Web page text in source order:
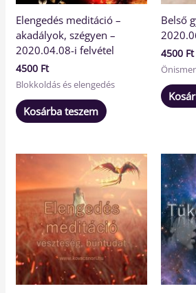
Elengedés meditáció –
akadályok, szégyen –
2020.04.08-i felvétel
4500 Ft
Blokkoldás és elengedés
Kosárba teszem
Belső
4500 Ft